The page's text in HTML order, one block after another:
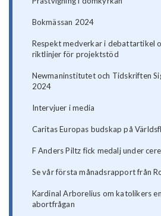
Bokmässan 2024
Respekt medverkar i debattartikel
riktlinjer för projektstöd
Newmaninstitutet och Tidskriften
2024
Intervjuer i media
Caritas Europas budskap på
F Anders Piltz fick medalj under
Se vår första månadsrapport från
Kardinal Arborelius om katolikers
abortfrågan